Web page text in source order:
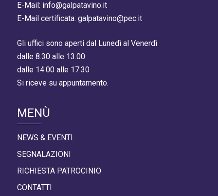
E-Mail: info@galpatavino.it
E-Mail certificata: galpatavino@pec.it
Gli uffici sono aperti dal Lunedì al Venerdì
dalle 8.30 alle 13.00
dalle 14.00 alle 17.30
Si riceve su appuntamento.
MENÙ
NEWS & EVENTI
SEGNALAZIONI
RICHIESTA PATROCINIO
CONTATTI